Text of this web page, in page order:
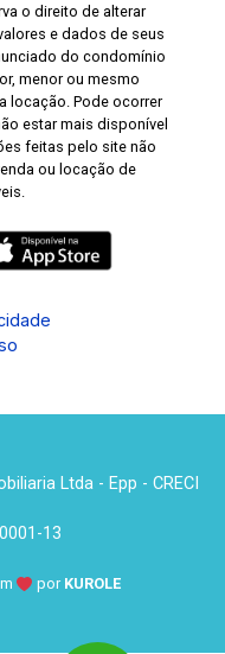
o direito de alterar
e dados de seus
do condomínio
menor ou mesmo
locação. Pode ocorrer
estar mais disponível
feitas pelo site não
ou locação de
Ltda - Epp - CRECI
13
por KUROLE